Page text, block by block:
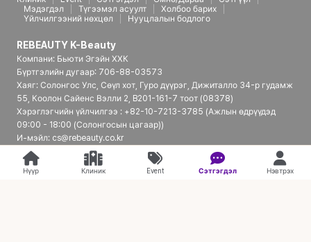
Мэдэгдэл
Түгээмэл асуулт
Холбоо барих
Үйлчилгээний нөхцөл
Нууцлалын бодлого
REBEAUTY K-Beauty
Компани: Бьюти Эгэйн ХХК
Бүртгэлийн дугаар: 706-88-03573
Хаяг: Солонгос Улс, Сөүл хот, Гуро дүүрэг, Дижиталло 34-р гудамж
55, Коолон Сайенс Вэлли 2, B201-161-7 тоот (08378)
Хэрэглэгчийн үйлчилгээ : +82-10-7213-3785 (Ажлын өдрүүдэд
09:00 - 18:00 (Солонгосын цагаар))
И-мэйл: cs@rebeauty.co.kr
REBEAUTY K-Beauty | Япон үйлчлүүлэгчдэд зориулсан Солонгосын
гоо сайхны эмнэлгийн платформ
Нүүр Клиник Event Сэтгэгдэл Нэвтрэх